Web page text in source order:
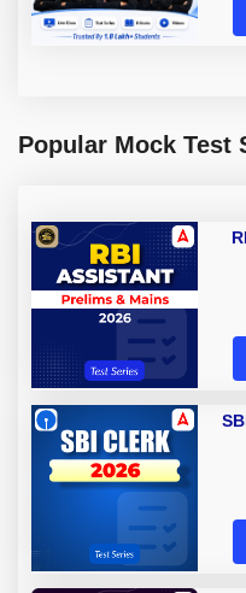
Popular Mock Test